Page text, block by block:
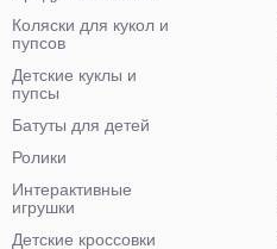
Коляски для кукол и
пупсов
Детские куклы и
пупсы
Батуты для детей
Ролики
Интерактивные
игрушки
Детские кроссовки